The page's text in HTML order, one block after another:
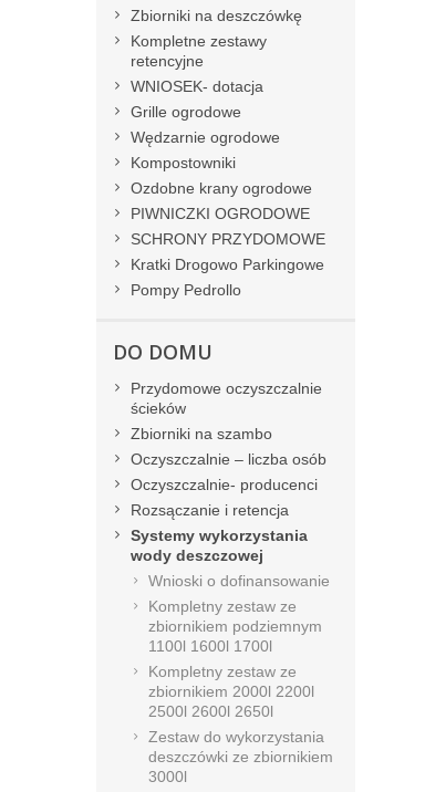
Zbiorniki na deszczówkę
Kompletne zestawy
retencyjne
WNIOSEK- dotacja
Grille ogrodowe
Wędzarnie ogrodowe
Kompostowniki
Ozdobne krany ogrodowe
PIWNICZKI OGRODOWE
SCHRONY PRZYDOMOWE
Kratki Drogowo Parkingowe
Pompy Pedrollo
DO DOMU
Przydomowe oczyszczalnie
ścieków
Zbiorniki na szambo
Oczyszczalnie – liczba osób
Oczyszczalnie- producenci
Rozsączanie i retencja
Systemy wykorzystania
wody deszczowej
Wnioski o dofinansowanie
Kompletny zestaw ze
zbiornikiem podziemnym
1100l 1600l 1700l
Kompletny zestaw ze
zbiornikiem 2000l 2200l
2500l 2600l 2650l
Zestaw do wykorzystania
deszczówki ze zbiornikiem
3000l